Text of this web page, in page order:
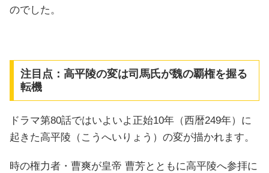
のでした。
注目点：高平陵の変は司馬氏が魏の覇権を握る
転機
ドラマ第80話ではいよいよ正始10年（西暦249年）に
起きた高平陵（こうへいりょう）の変が描かれます。
時の権力者・曹爽が皇帝 曹芳とともに高平陵へ参拝に